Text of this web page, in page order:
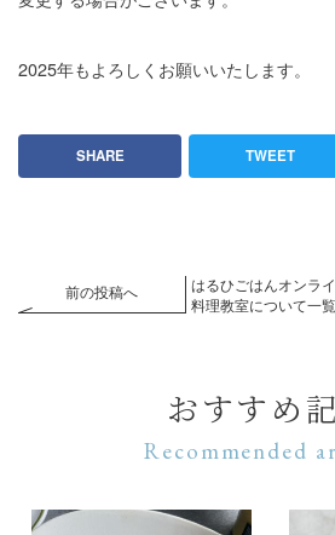
2025年もよろしくお願いいたします。
SHARE TWEET
前の投稿へ
はるひごはんオンラ
料理教室について一
おすすめ
Recommended